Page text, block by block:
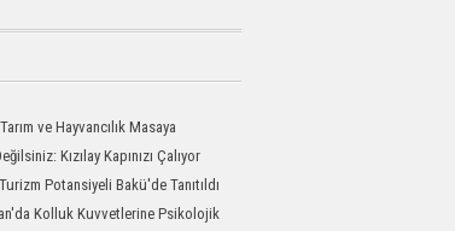
ve Hayvancılık Masaya
Kızılay Kapınızı Çalıyor
Potansiyeli Bakü'de Tanıtıldı
Kolluk Kuvvetlerine Psikolojik